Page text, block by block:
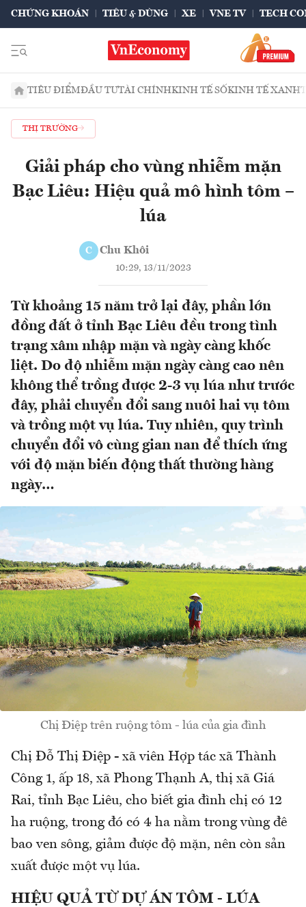
CHỨNG KHOÁN TIÊU & DÙNG XE VNE TV TECH
TIÊU ĐIỂMĐẦU TƯTÀI CHÍNHKINH TẾ SỐKINH TẾ XANH
THỊ TRƯỜNG
Giải pháp cho vùng nhiễm mặn
Bạc Liêu: Hiệu quả mô hình tôm –
lúa
C Chu Khôi
10:29, 13/11/2023
Từ khoảng 15 năm trở lại đây, phần lớn
đồng đất ở tỉnh Bạc Liêu đều trong tình
trạng xâm nhập mặn và ngày càng khốc
liệt. Do độ nhiễm mặn ngày càng cao nên
không thể trồng được 2-3 vụ lúa như trước
đây, phải chuyển đổi sang nuôi hai vụ tôm
và trồng một vụ lúa. Tuy nhiên, quy trình
chuyển đổi vô cùng gian nan để thích ứng
với độ mặn biến động thất thường hàng
ngày…
Chị Điệp trên ruộng tôm - lúa của gia đình
Chị Đỗ Thị Điệp - xã viên Hợp tác xã Thành
Công 1, ấp 18, xã Phong Thạnh A, thị xã Giá
Rai, tỉnh Bạc Liêu, cho biết gia đình chị có 12
ha ruộng, trong đó có 4 ha nằm trong vùng đê
bao ven sông, giảm được độ mặn, nên còn sản
xuất được một vụ lúa.
HIỆU QUẢ TỪ DỰ ÁN TÔM - LÚA